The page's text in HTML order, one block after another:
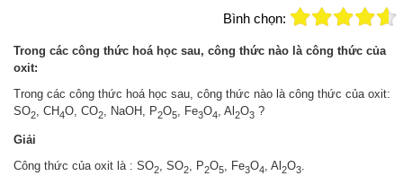
Bình chọn:
Trong các công thức hoá học sau, công thức nào là công thức của
oxit:
Trong các công thức hoá học sau, công thức nào là công thức của oxit:
SO2, CH4O, CO2, NaOH, P2O5, Fe3O4, Al 2O3 ?
Giải
Công thức của oxit là : SO2 , SO2 , P2O5 , Fe3O4 , Al2O3